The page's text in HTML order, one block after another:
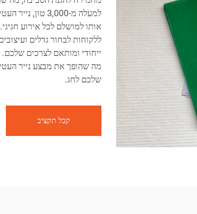
למעלה מ-3,000
אותו למושלם לכל אירוע
ללקוחות לבחור גדלים
ייחודי ומותאם לצרכים
מה שהופך את מבצע נייר
שלכם לחג.
קבל תקציב